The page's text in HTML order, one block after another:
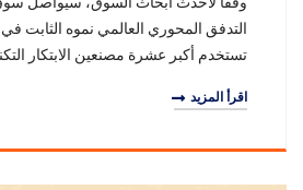
تستخدم أكبر عشرة مصنعين الابتكار
اقرأ المزيد